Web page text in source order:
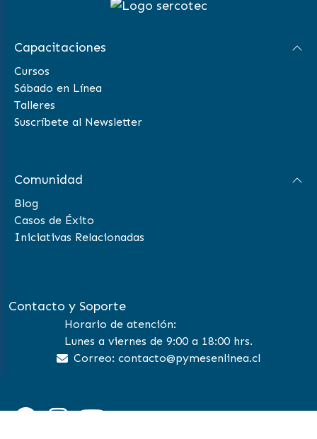
Capacitaciones
Cursos
Sábado en Línea
Talleres
Suscríbete al Newsletter
Comunidad
Blog
Casos de Éxito
Iniciativas Relacionadas
Contacto y Soporte
Horario de atención:
Lunes a viernes de 9:00 a 18:00 hrs.
Correo: contacto@pymesenlinea.cl